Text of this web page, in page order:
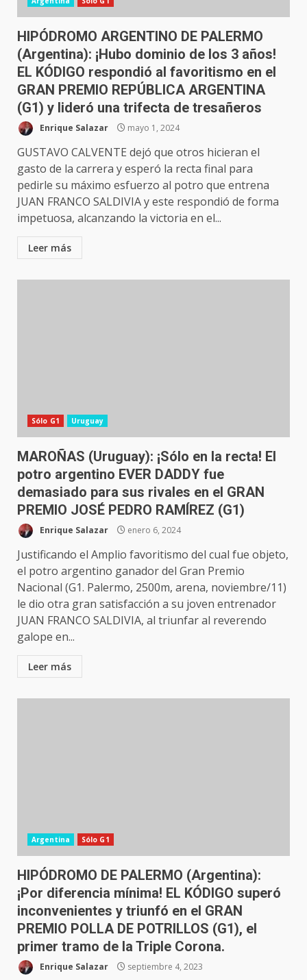
HIPÓDROMO ARGENTINO DE PALERMO
(Argentina): ¡Hubo dominio de los 3 años!
EL KÓDIGO respondió al favoritismo en el
GRAN PREMIO REPÚBLICA ARGENTINA
(G1) y lideró una trifecta de tresañeros
Enrique Salazar mayo 1, 2024
GUSTAVO CALVENTE dejó que otros hicieran el
gasto de la carrera y esperó la recta final para
pedirle su máximo esfuerzo al potro que entrena
JUAN FRANCO SALDIVIA y este respondió de forma
impetuosa, alcanzando la victoria en el...
Leer más
Sólo G1 Uruguay
MAROÑAS (Uruguay): ¡Sólo en la recta! El
potro argentino EVER DADDY fue
demasiado para sus rivales en el GRAN
PREMIO JOSÉ PEDRO RAMÍREZ (G1)
Enrique Salazar enero 6, 2024
Justificando el Amplio favoritismo del cual fue objeto,
el potro argentino ganador del Gran Premio
Nacional (G1. Palermo, 2500m, arena, noviembre/11)
le dio otra gran satisfacción a su joven entrenador
JUAN FRANCO SALDIVIA, al triunfar al reverendo
galope en...
Leer más
Argentina Sólo G1
HIPÓDROMO DE PALERMO (Argentina):
¡Por diferencia mínima! EL KÓDIGO superó
inconvenientes y triunfó en el GRAN
PREMIO POLLA DE POTRILLOS (G1), el
primer tramo de la Triple Corona.
Enrique Salazar septiembre 4, 2023